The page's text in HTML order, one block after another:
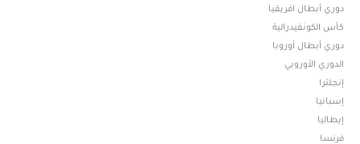
دوري أبطال افريقيا
كأس الكونفيدرالية
دوري أبطال أوروبا
الدوري الأوروبي
إنجلترا
إسبانيا
إيطاليا
فرنسا